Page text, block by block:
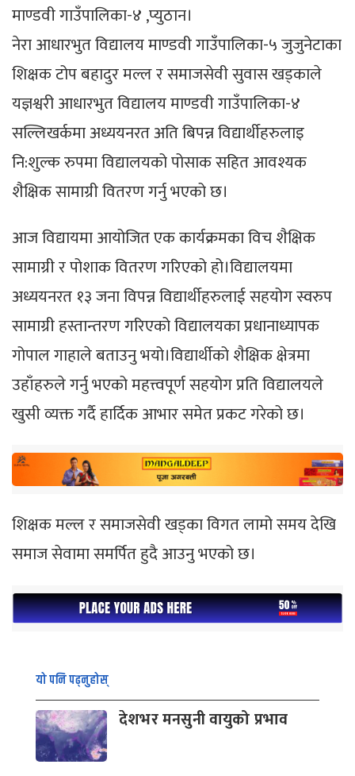
माण्डवी गाउँपालिका-४ ,प्युठान।
नेरा आधारभुत विद्यालय माण्डवी गाउँपालिका-५ जुजुनेटाका
शिक्षक टोप बहादुर मल्ल र समाजसेवी सुवास खड्काले
यज्ञश्वरी आधारभुत विद्यालय माण्डवी गाउँपालिका-४
सल्लिखर्कमा अध्ययनरत अति बिपन्न विद्यार्थीहरुलाइ
नि:शुल्क रुपमा विद्यालयको पोसाक सहित आवश्यक
शैक्षिक सामाग्री वितरण गर्नु भएको छ।
आज विद्यायमा आयोजित एक कार्यक्रमका विच शैक्षिक
सामाग्री र पोशाक वितरण गरिएको हो।विद्यालयमा
अध्ययनरत १३ जना विपन्न विद्यार्थीहरुलाई सहयोग स्वरुप
सामाग्री हस्तान्तरण गरिएको विद्यालयका प्रधानाध्यापक
गोपाल गाहाले बताउनु भयो।विद्यार्थीको शैक्षिक क्षेत्रमा
उहाँहरुले गर्नु भएको महत्त्वपूर्ण सहयोग प्रति विद्यालयले
खुसी व्यक्त गर्दै हार्दिक आभार समेत प्रकट गरेको छ।
शिक्षक मल्ल र समाजसेवी खड्का विगत लामो समय देखि
समाज सेवामा समर्पित हुदै आउनु भएको छ।
यो पनि पढ्नुहोस्
देशभर मनसुनी वायुको प्रभाव